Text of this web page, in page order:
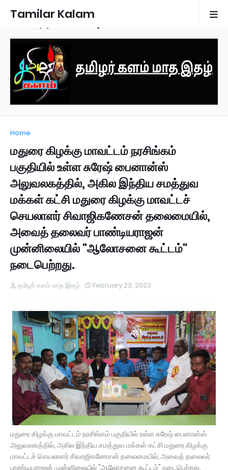
Tamilar Kalam
Monthly Magazine
Home
மதுரை கிழக்கு மாவட்டம் நரசிங்கம்
பகுதியில் உள்ள சுரேஷ் பைனான்ஸ்
அலுவலகத்தில், அகில இந்திய சமத்துவ
மக்கள் கட்சி மதுரை கிழக்கு மாவட்டச்
செயலாளர் சிவாஜிகணேசன் தலைமையில்,
அவைத் தலைவர் பாண்டியராஜன்
முன்னிலையில் "ஆலோசனை கூட்டம்"
நடைபெற்றது.
தமிழர் களம் மாத இதழ் February 23, 2023
மதுரை கிழக்கு மாவட்டம் நரசிங்கம் பகுதியில் உள்ள சுரேஷ் பைனான்ஸ்
அலுவலகத்தில், அகில இந்திய சமத்துவ மக்கள் கட்சி மதுரை கிழக்கு
மாவட்டச் செயலாளர் சிவாஜிகணேசன் தலைமையில், அவைத் தலைவர்
பாண்டியராஜன் முன்னிலையில் "ஆலோசனை கூட்டம்" நடைபெற்றது.